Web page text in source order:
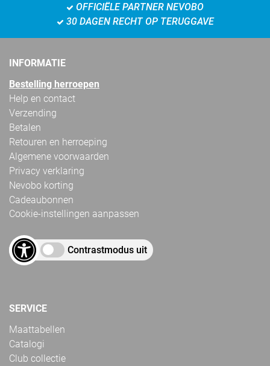
OFFICIËLE PARTNER NEVOBO
30 DAGEN RECHT OP TERUGGAVE
INFORMATIE
Bestelling herroepen
Help en contact
Verzending
Betalen
Retouren en herroeping
Algemene voorwaarden
Privacy verklaring
Nevobo korting
Cadeaubonnen
Cookie-instellingen aanpassen
Contrastmodus uit
SERVICE
Maattabellen
Catalogi
Club collectie